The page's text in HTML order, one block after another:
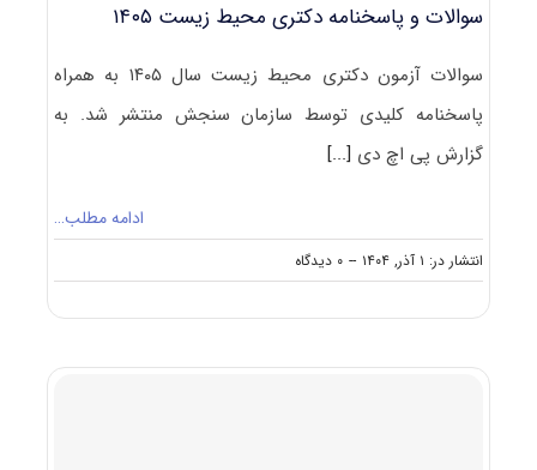
سوالات و پاسخنامه دکتری محیط‌ زیست ۱۴۰۵
سوالات آزمون دکتری محیط‌ زیست سال ۱۴۰۵ به همراه
پاسخنامه کلیدی توسط سازمان سنجش منتشر شد. به
گزارش پی اچ دی [...]
ادامه مطلب…
انتشار در: ۱ آذر, ۱۴۰۴ -- ۰ دیدگاه
on
سوالات
محیط‌